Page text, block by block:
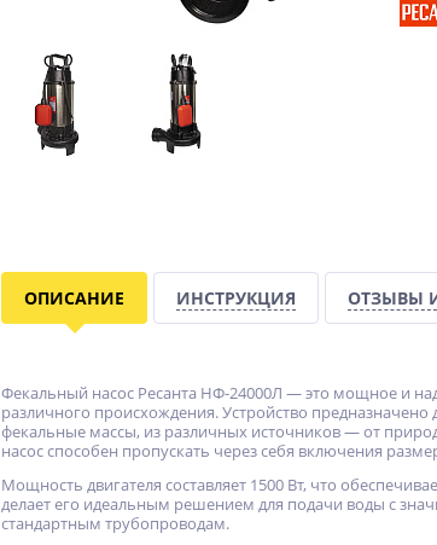
ОПИСАНИЕ ИНСТРУКЦИЯ ОТЗЫВЫ
Фекальный насос Ресанта НФ-24000Л — это мощное и
различного происхождения. Устройство
фекальные массы, из различных источников — от
насос способен пропускать через себя включения
Мощность двигателя составляет 1500 Вт, что
делает его идеальным решением для подачи воды с
стандартным трубопроводам.